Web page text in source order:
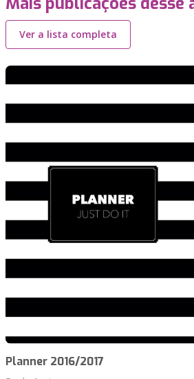
Ver a lista completa
Planner 2016/2017